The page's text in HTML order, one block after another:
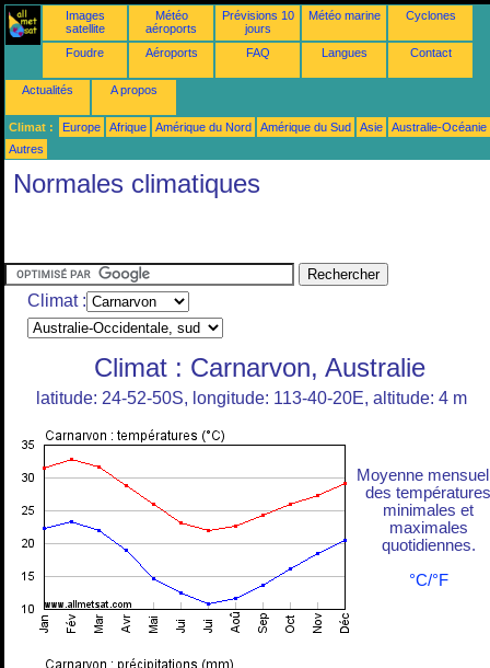
Images
satellite
Météo
aéroports
Prévisions 10
jours
Météo marine Cyclones
Foudre Aéroports FAQ Langues Contact
Actualités A propos
Climat : Europe Afrique Amérique du Nord Amérique du Sud Asie
Australie-Océanie
Autres
Normales climatiques
Climat :
Climat : Carnarvon, Australie
latitude: 24-52-50S, longitude: 113-40-20E, altitude: 4 m
Moyenne
des températures
minimales et
maximales
quotidiennes.
°C/°F